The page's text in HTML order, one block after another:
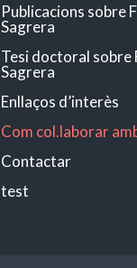
Publicacions sobre
Sagrera
Tesi doctoral sobre
Sagrera
Enllaços d’interès
Com col.laborar
Contactar
test